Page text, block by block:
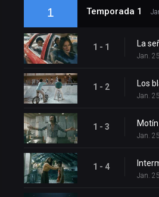
1 Temporada 1
1 - 1 La
Jan.
1 - 2 Los
Jan.
1 - 3 Motín
Jan.
1 - 4
Jan.